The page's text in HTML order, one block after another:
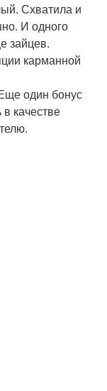
Схватила и
И одного
зайцев.
карманной
один бонус
качестве